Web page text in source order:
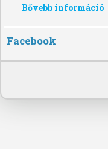
Bővebb információ
Facebook